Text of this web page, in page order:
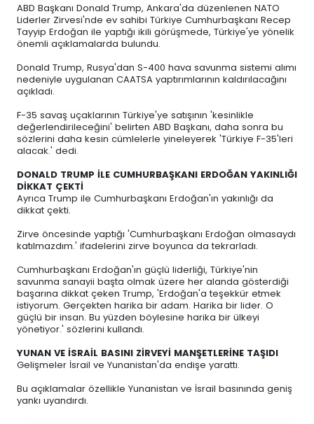
ABD Başkanı Donald Trump, Ankara'da düzenlenen NATO
Liderler Zirvesi'nde ev sahibi Türkiye Cumhurbaşkanı Recep
Tayyip Erdoğan ile yaptığı ikili görüşmede, Türkiye'ye yönelik
önemli açıklamalarda bulundu.
Donald Trump, Rusya'dan S-400 hava savunma sistemi alımı
nedeniyle uygulanan CAATSA yaptırımlarının kaldırılacağını
açıkladı.
F-35 savaş uçaklarının Türkiye'ye satışının 'kesinlikle
değerlendirileceğini' belirten ABD Başkanı, daha sonra bu
sözlerini daha kesin cümlelerle yineleyerek 'Türkiye F-35'leri
alacak.' dedi.
DONALD TRUMP İLE CUMHURBAŞKANI ERDOĞAN YAKINLIĞI
DİKKAT ÇEKTİ
Ayrıca Trump ile Cumhurbaşkanı Erdoğan'ın yakınlığı da
dikkat çekti.
Zirve öncesinde yaptığı 'Cumhurbaşkanı Erdoğan olmasaydı
katılmazdım.' ifadelerini zirve boyunca da tekrarladı.
Cumhurbaşkanı Erdoğan'ın güçlü liderliği, Türkiye'nin
savunma sanayii başta olmak üzere her alanda gösterdiği
başarına dikkat çeken Trump, 'Erdoğan'a teşekkür etmek
istiyorum. Gerçekten harika bir adam. Harika bir lider. O
güçlü bir insan. Bu yüzden böylesine harika bir ülkeyi
yönetiyor.' sözlerini kullandı.
YUNAN VE İSRAİL BASINI ZİRVEYİ MANŞETLERİNE TAŞIDI
Gelişmeler İsrail ve Yunanistan'da endişe yarattı.
Bu açıklamalar özellikle Yunanistan ve İsrail basınında geniş
yankı uyandırdı.